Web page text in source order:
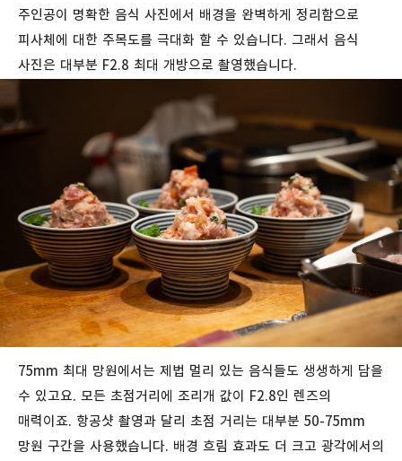
주인공이 명확한 음식 사진에서 배경을 완벽하게 정리함으로
피사체에 대한 주목도를 극대화 할 수 있습니다. 그래서 음식
사진은 대부분 F2.8 최대 개방으로 촬영했습니다.
75mm 최대 망원에서는 제법 멀리 있는 음식들도 생생하게 담을
수 있고요. 모든 초점거리에 조리개 값이 F2.8인 렌즈의
매력이죠. 항공샷 촬영과 달리 초점 거리는 대부분 50-75mm
망원 구간을 사용했습니다. 배경 흐림 효과도 더 크고 광각에서의